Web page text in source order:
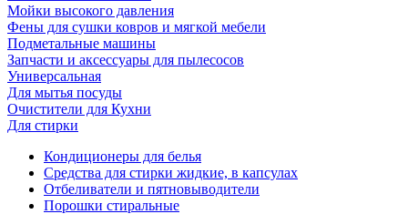
Мойки высокого давления
Фены для сушки ковров и мягкой мебели
Подметальные машины
Запчасти и аксессуары для пылесосов
Универсальная
Для мытья посуды
Очиcтители для Кухни
Для стирки
Кондиционеры для белья
Средства для стирки жидкие, в капсулах
Отбеливатели и пятновыводители
Порошки стиральные